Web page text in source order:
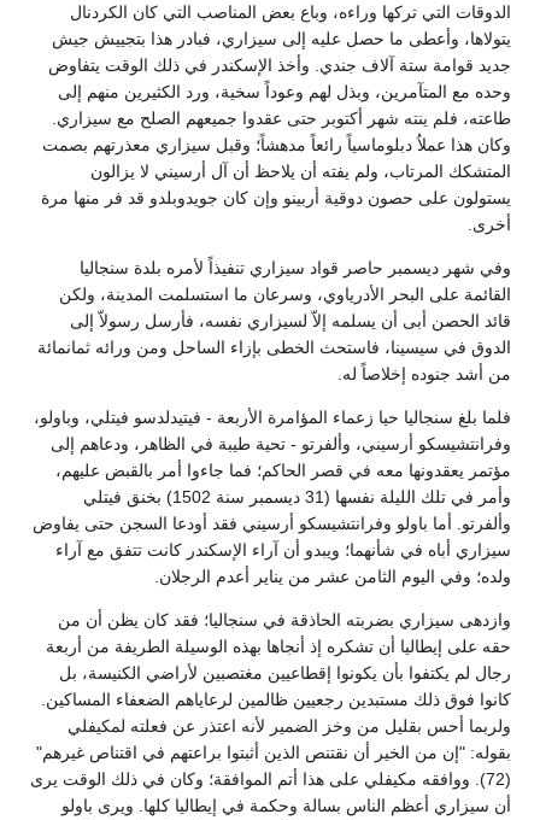
الدوقات التي تركها وراءه، وباع بعض المناصب التي كان الكردنال
يتولاها، وأعطى ما حصل عليه إلى سيزاري، فبادر هذا بتجييش جيش
جديد قوامة ستة آلاف جندي. وأخذ الإسكندر في ذلك الوقت يتفاوض
وحده مع المتآمرين، وبذل لهم وعوداً سخية، ورد الكثيرين منهم إلى
طاعته، فلم ينته شهر أكتوبر حتى عقدوا جميعهم الصلح مع سيزاري.
وكان هذا عملاُ دبلوماسياً رائعاً مدهشاً؛ وقبل سيزاري معذرتهم بصمت
المتشكك المرتاب، ولم يفته أن يلاحظ أن آل أرسيني لا يزالون
يستولون على حصون دوقية أربينو وإن كان جويدوبلدو قد فر منها مرة
أخرى.
وفي شهر ديسمبر حاصر قواد سيزاري تنفيذاً لأمره بلدة سنجاليا
القائمة على البحر الأدرياوي، وسرعان ما استسلمت المدينة، ولكن
قائد الحصن أبى أن يسلمه إلاّ لسيزاري نفسه، فأرسل رسولاّ إلى
الدوق في سيسينا، فاستحث الخطى بإزاء الساحل ومن ورائه ثمانمائة
من أشد جنوده إخلاصاً له.
فلما بلغ سنجاليا حيا زعماء المؤامرة الأربعة - فيتيدلدسو فيتلي، وباولو،
وفرانتشيسكو أرسيني، وألفرتو - تحية طيبة في الظاهر، ودعاهم إلى
مؤتمر يعقدونها معه في قصر الحاكم؛ فما جاءوا أمر بالقبض عليهم،
وأمر في تلك الليلة نفسها (31 ديسمبر سنة 1502) بخنق فيتلي
وألفرتو. أما باولو وفرانتشيسكو أرسيني فقد أودعا السجن حتى يفاوض
سيزاري أباه في شأنهما؛ ويبدو أن آراء الإسكندر كانت تتفق مع آراء
ولده؛ وفي اليوم الثامن عشر من يناير أعدم الرجلان.
وازدهى سيزاري بضربته الحاذقة في سنجاليا؛ فقد كان يظن أن من
حقه على إيطاليا أن تشكره إذ أنجاها بهذه الوسيلة الطريفة من أربعة
رجال لم يكتفوا بأن يكونوا إقطاعيين مغتصبين لأراضي الكنيسة، بل
كانوا فوق ذلك مستبدين رجعيين ظالمين لرعاياهم الضعفاء المساكين.
ولربما أحس بقليل من وخز الضمير لأنه اعتذر عن فعلته لمكيفلي
بقوله: "إن من الخير أن نقتنص الذين أثبتوا براعتهم في اقتناص غيرهم"
(72). ووافقه مكيفلي على هذا أتم الموافقة؛ وكان في ذلك الوقت يرى
أن سيزاري أعظم الناس بسالة وحكمة في إيطاليا كلها. ويرى باولو